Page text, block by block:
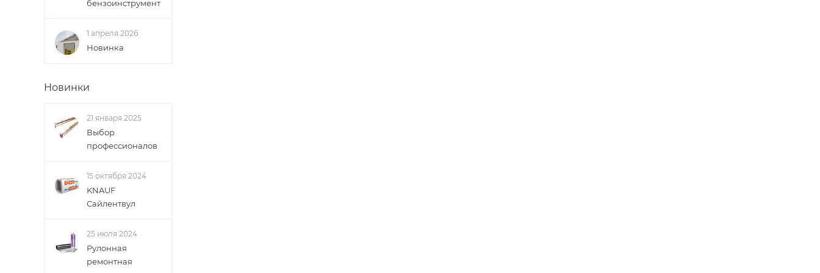
бензоинструмент
1 апреля 2026
Новинка
Новинки
21 января 2025
Выбор
профессионалов
15 октября 2024
KNAUF
Сайлентвул
25 июля 2024
Рулонная
ремонтная